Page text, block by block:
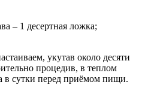
– 1 десертная ложка;
укутав около десяти
процедив, в теплом
в сутки перед приёмом пищи.